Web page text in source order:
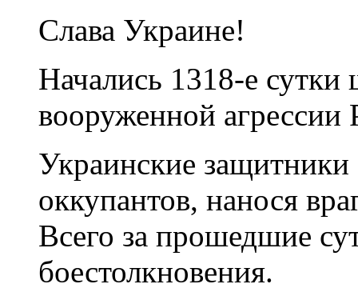
Слава Украине!
Начались 1318-е
вооруженной
Украинские защитники
оккупантов, нанося
Всего за прошедшие
боестолкновения.